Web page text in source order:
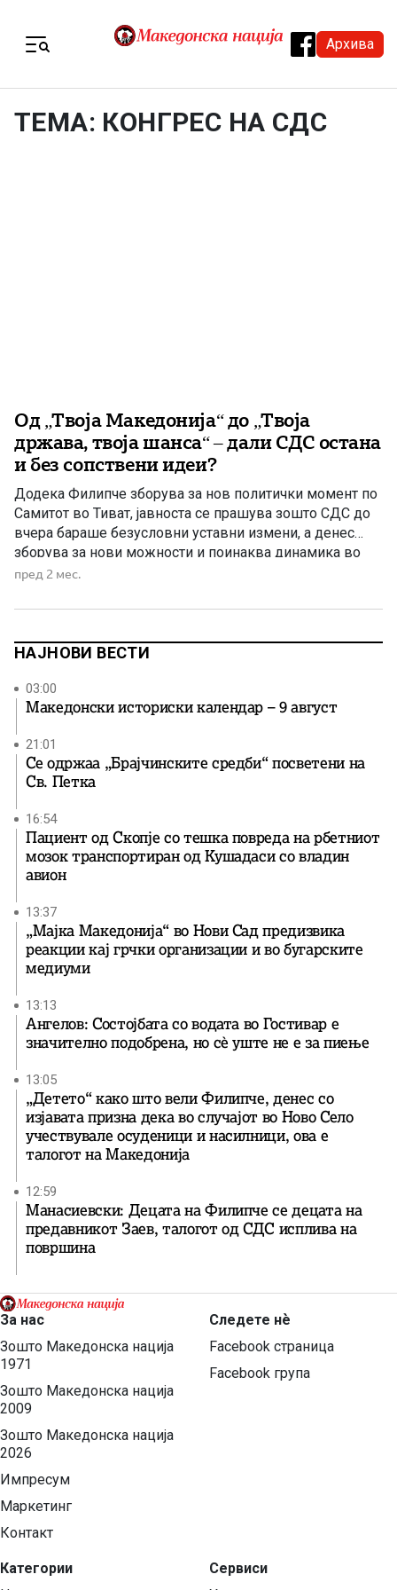
Архива
ТЕМА: КОНГРЕС НА СДС
Од „Твоја Македонија“ до „Твоја
држава, твоја шанса“ – дали СДС остана
и без сопствени идеи?
Додека Филипче зборува за нов политички момент по
Самитот во Тиват, јавноста се прашува зошто СДС до
вчера бараше безусловни уставни измени, а денес
зборува за нови можности и поинаква динамика во
евроинтегративниот процес На 32. програмски
твоја шанса“, претседателот на партијата Венко
пред 2 мес.
НАЈНОВИ ВЕСТИ
03:00
Македонски историски календар – 9 август
21:01
Се одржаа „Брајчинските средби“ посветени на
Св. Петка
16:54
Пациент од Скопје со тешка повреда на рбетниот
мозок транспортиран од Кушадаси со владин
авион
13:37
„Мајка Македонија“ во Нови Сад предизвика
реакции кај грчки организации и во бугарските
медиуми
13:13
Ангелов: Состојбата со водата во Гостивар е
значително подобрена, но сè уште не е за пиење
13:05
„Детето“ како што вели Филипче, денес со
изјавата призна дека во случајот во Ново Село
учествувале осуденици и насилници, ова е
талогот на Македонија
12:59
Манасиевски: Децата на Филипче се децата на
предавникот Заев, талогот од СДС исплива на
површина
За нас
Зошто Македонска нација
1971
Зошто Македонска нација
2009
Зошто Македонска нација
2026
Импресум
Маркетинг
Контакт
Категории
Следете нѐ
Facebook страница
Facebook група
Сервиси